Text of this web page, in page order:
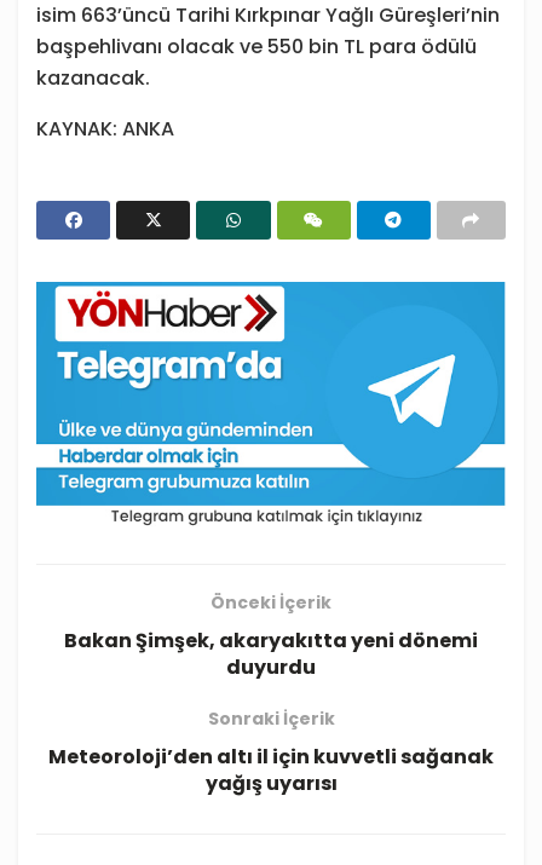
isim 663’üncü Tarihi Kırkpınar Yağlı Güreşleri’nin
başpehlivanı olacak ve 550 bin TL para ödülü
kazanacak.
KAYNAK: ANKA
Önceki İçerik
Bakan Şimşek, akaryakıtta yeni dönemi
duyurdu
Sonraki İçerik
Meteoroloji’den altı il için kuvvetli sağanak
yağış uyarısı